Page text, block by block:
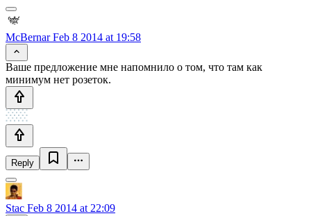
McBernarFeb 8 2014 at 19:58
Ваше предложение мне напомнило о том, что там как
минимум нет розеток.
Reply
Stac Feb 8 2014 at 22:09